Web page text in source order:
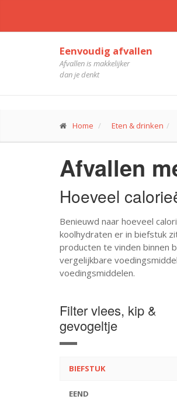
Eenvoudig afvallen
Afvallen is makkelijker
dan je denkt
Home Eten & drinken
Afvallen
Hoeveel
Benieuwd naar hoeveel
koolhydraten er in biefstuk
producten te vinden binnen
vergelijkbare
voedingsmiddelen.
Filter vlees, kip &
gevogeltje
BIEFSTUK
EEND